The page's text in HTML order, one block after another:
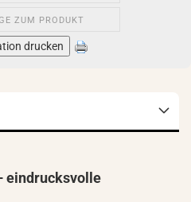
ZUM PRODUKT
drucken
eindrucksvolle